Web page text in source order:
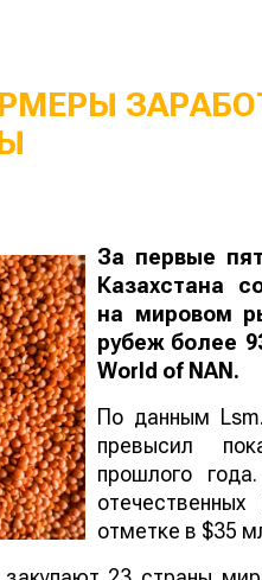
За первые
Казахстана
на мировом
рубеж более
World of NAN .
По данным
превысил
прошлого
отметке в $35